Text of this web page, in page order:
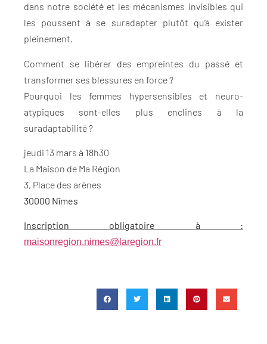
dans notre société et les mécanismes invisibles qui
les poussent à se suradapter plutôt qu’à exister
pleinement.
Comment se libérer des empreintes du passé et
transformer ses blessures en force ?
Pourquoi les femmes hypersensibles et neuro-
atypiques sont-elles plus enclines à la
suradaptabilité ?
jeudi 13 mars à 18h30
La Maison de Ma Région
3, Place des arènes
30000 Nîmes
Inscription obligatoire à :
maisonregion.nimes@laregion.fr